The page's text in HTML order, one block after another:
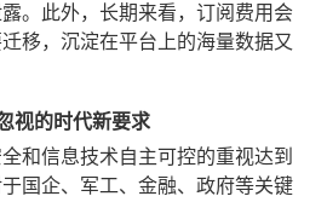
。此外，长期来看，订阅费用会
移，沉淀在平台上的海量数据又
视的时代新要求
和信息技术自主可控的重视达到
国企、军工、金融、政府等关键